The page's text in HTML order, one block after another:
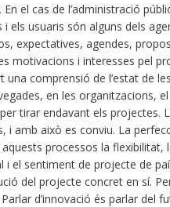
el cas de l’administració
usuaris són alguns dels
expectatives, agendes,
motivacions i interesses pel
una comprensió de l’estat de
en les organitzacions,
tirar endavant els projectes.
i amb això es conviu. La
processos la
i el sentiment de projecte de
del projecte concret en sí.
d’innovació és parlar del